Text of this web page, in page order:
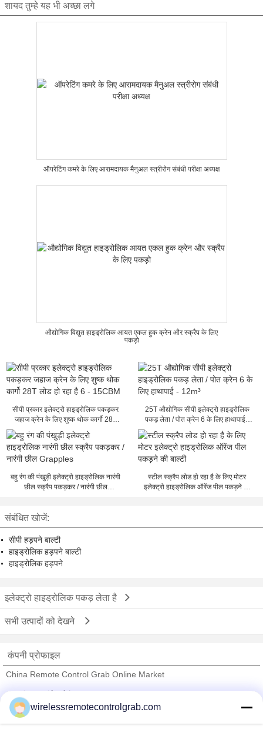
शायद तुम्हे यह भी अच्छा लगे
ऑपरेटिंग कमरे के लिए आरामदायक मैनुअल स्त्रीरोग संबंधी परीक्षा अध्यक्ष
औद्योगिक विद्युत हाइड्रोलिक आयत एकल हुक क्रेन और स्क्रैप के लिए
पकड़ो
सीपी प्रकार इलेक्ट्रो हाइड्रोलिक पकड़कर
जहाज क्रेन के लिए शुष्क थोक कार्गो 28T
लोड हो रहा है 6 - 15CBM
25T औद्योगिक सीपी इलेक्ट्रो हाइड्रोलिक
पकड़ लेता / पोत क्रेन 6 के लिए हाथापाई -
12m³
बहु रंग की पंखुड़ी इलेक्ट्रो हाइड्रोलिक नारंगी
छील स्क्रैप पकड़कर / नारंगी छील
स्टील स्क्रैप लोड हो रहा है के लिए मोटर
इलेक्ट्रो हाइड्रोलिक ऑरेंज पील पकड़ने की
संबंधित खोजें:
सीपी हड़पने बाल्टी
हाइड्रोलिक हड़पने बाल्टी
हाइड्रोलिक हड़पने
इलेक्ट्रो हाइड्रोलिक पकड़ लेता है
सभी उत्पादों को देखने
कंपनी प्रोफाइल
China Remote Control Grab Online Market
Trust Seal
Verified Suplier
wirelessremotecontrolgrab.com